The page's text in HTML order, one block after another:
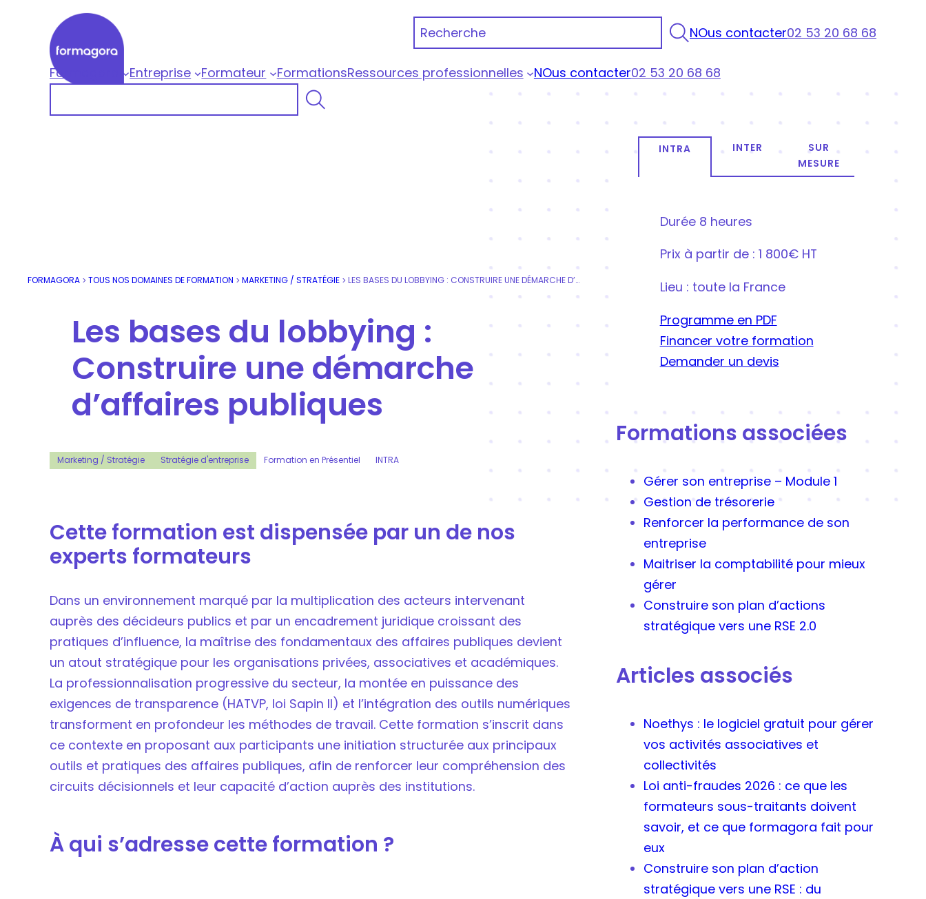
contenu
Recherche NOus contacter02 53 20 68 68
Formagora
Formagora Entreprise Formateur FormationsRessources professionnelles NOus contacter02 53 20 68 68
FORMAGORA > TOUS NOS DOMAINES DE FORMATION > MARKETING / STRATÉGIE > LES BASES DU LOBBYING : CONSTRUIRE UNE DÉMARCHE D’AFFAIRES PUBLIQUES
Les bases du lobbying :
Construire une démarche
d’affaires publiques
Marketing / Stratégie Stratégie d'entreprise Formation en Présentiel INTRA
Cette formation est dispensée par un de nos
experts formateurs
Dans un environnement marqué par la multiplication des acteurs intervenant
auprès des décideurs publics et par un encadrement juridique croissant des
pratiques d’influence, la maîtrise des fondamentaux des affaires publiques devient
un atout stratégique pour les organisations privées, associatives et académiques.
La professionnalisation progressive du secteur, la montée en puissance des
exigences de transparence (HATVP, loi Sapin II) et l’intégration des outils numériques
transforment en profondeur les méthodes de travail. Cette formation s’inscrit dans
ce contexte en proposant aux participants une initiation structurée aux principaux
outils et pratiques des affaires publiques, afin de renforcer leur compréhension des
circuits décisionnels et leur capacité d’action auprès des institutions.
À qui s’adresse cette formation ?
INTRA INTER
SUR
MESURE
Durée8 heures
Prix à partir de : 1 800€ HT
Lieu : toute la France
Programme en PDF
Financer votre formation
Demander un devis
Formations associées
Gérer son entreprise – Module 1
Gestion de trésorerie
Renforcer la performance de son
entreprise
Maitriser la comptabilité pour mieux
gérer
Construire son plan d’actions
stratégique vers une RSE 2.0
Articles associés
Noethys : le logiciel gratuit pour gérer
vos activités associatives et
collectivités
Loi anti-fraudes 2026 : ce que les
formateurs sous-traitants doivent
savoir, et ce que formagora fait pour
eux
Construire son plan d’action
stratégique vers une RSE : du